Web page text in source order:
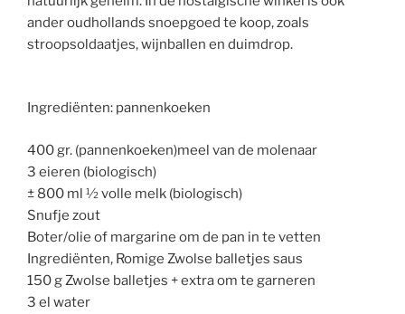
ander oudhollands snoepgoed te koop, zoals
stroopsoldaatjes, wijnballen en duimdrop.
Ingrediënten: pannenkoeken
400 gr. (pannenkoeken)meel van de molenaar
3 eieren (biologisch)
± 800 ml ½ volle melk (biologisch)
Snufje zout
Boter/olie of margarine om de pan in te vetten
Ingrediënten, Romige Zwolse balletjes saus
150 g Zwolse balletjes + extra om te garneren
3 el water